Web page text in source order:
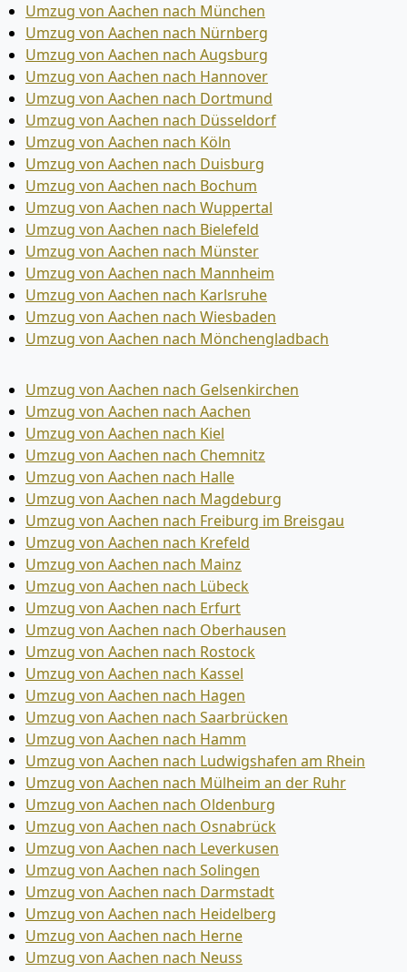
Umzug von Aachen nach München
Umzug von Aachen nach Nürnberg
Umzug von Aachen nach Augsburg
Umzug von Aachen nach Hannover
Umzug von Aachen nach Dortmund
Umzug von Aachen nach Düsseldorf
Umzug von Aachen nach Köln
Umzug von Aachen nach Duisburg
Umzug von Aachen nach Bochum
Umzug von Aachen nach Wuppertal
Umzug von Aachen nach Bielefeld
Umzug von Aachen nach Münster
Umzug von Aachen nach Mannheim
Umzug von Aachen nach Karlsruhe
Umzug von Aachen nach Wiesbaden
Umzug von Aachen nach Mönchen­gladbach
Umzug von Aachen nach Gelsenkirchen
Umzug von Aachen nach Aachen
Umzug von Aachen nach Kiel
Umzug von Aachen nach Chemnitz
Umzug von Aachen nach Halle
Umzug von Aachen nach Magdeburg
Umzug von Aachen nach Freiburg im Breisgau
Umzug von Aachen nach Krefeld
Umzug von Aachen nach Mainz
Umzug von Aachen nach Lübeck
Umzug von Aachen nach Erfurt
Umzug von Aachen nach Oberhausen
Umzug von Aachen nach Rostock
Umzug von Aachen nach Kassel
Umzug von Aachen nach Hagen
Umzug von Aachen nach Saarbrücken
Umzug von Aachen nach Hamm
Umzug von Aachen nach Ludwigshafen am Rhein
Umzug von Aachen nach Mülheim an der Ruhr
Umzug von Aachen nach Oldenburg
Umzug von Aachen nach Osnabrück
Umzug von Aachen nach Leverkusen
Umzug von Aachen nach Solingen
Umzug von Aachen nach Darmstadt
Umzug von Aachen nach Heidelberg
Umzug von Aachen nach Herne
Umzug von Aachen nach Neuss